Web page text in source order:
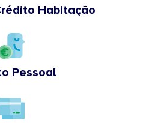
Habitação
Pessoal